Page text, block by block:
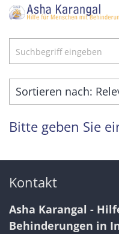
Zum Inhalt springen
Suche
Bitte geben Sie
Kontakt
Asha Karangal -
Behinderungen in